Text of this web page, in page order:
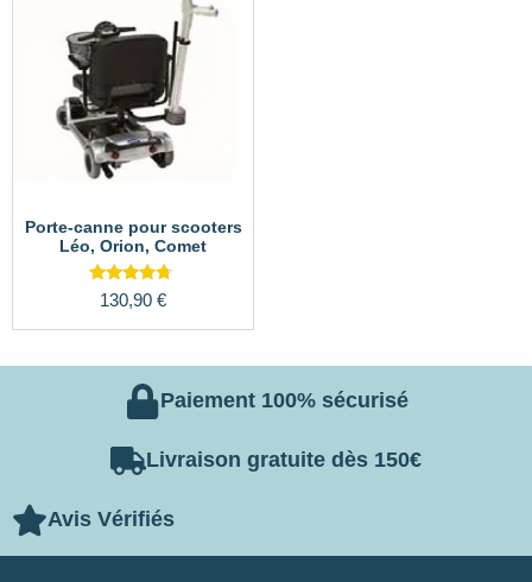
Porte-canne pour scooters
Léo, Orion, Comet
Note
4.50
sur 5
130,90 €
Paiement 100% sécurisé
Livraison gratuite dès 150€
Avis Vérifiés